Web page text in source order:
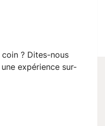
? Dites-nous
expérience sur-